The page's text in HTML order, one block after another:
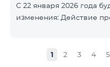
С 22 января 2026 года
изменения: Действие
на тарифный план
1 2 3 4 5